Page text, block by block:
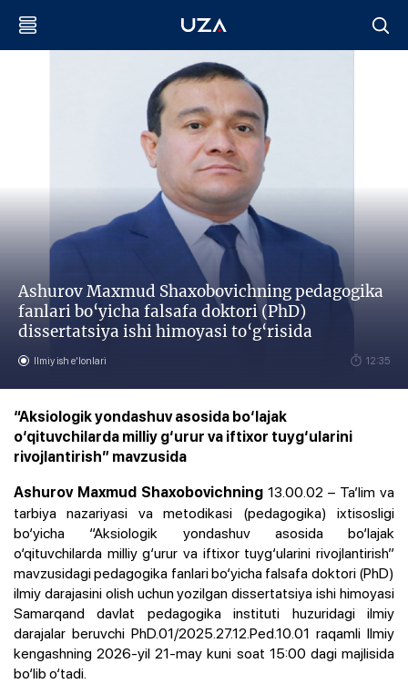
Ashurov Maxmud Shaxobovichning pedagogika
fanlari bo‘yicha falsafa doktori (PhD)
dissertatsiya ishi himoyasi to‘g‘risida
Ilmiy ish eʼlonlari 12:35
“Aksiologik yondashuv asosida bo‘lajak
o‘qituvchilarda milliy g‘urur va iftixor tuyg‘ularini
rivojlantirish” mavzusida
Ashurov Maxmud Shaxobovichning 13.00.02 – Ta’lim va
tarbiya nazariyasi va metodikasi (pedagogika) ixtisosligi
bo‘yicha “Aksiologik yondashuv asosida bo‘lajak
o‘qituvchilarda milliy g‘urur va iftixor tuyg‘ularini rivojlantirish”
mavzusidagi pedagogika fanlari bo‘yicha falsafa doktori (PhD)
ilmiy darajasini olish uchun yozilgan dissertatsiya ishi himoyasi
Samarqand davlat pedagogika instituti huzuridagi ilmiy
darajalar beruvchi PhD.01/2025.27.12.Ped.10.01 raqamli Ilmiy
kengashning 2026-yil 21-may kuni soat 15:00 dagi majlisida
bo‘lib o‘tadi.